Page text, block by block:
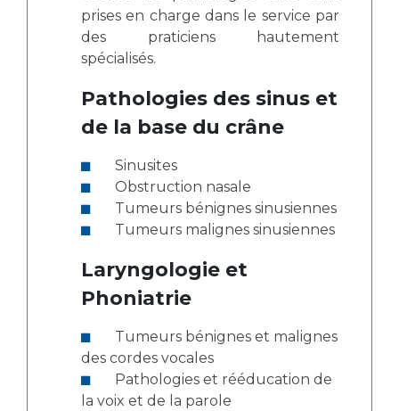
prises en charge dans le service par
des praticiens hautement
spécialisés.
Pathologies des sinus et
de la base du crâne
Sinusites
Obstruction nasale
Tumeurs bénignes sinusiennes
Tumeurs malignes sinusiennes
Laryngologie et
Phoniatrie
des cordes vocales
la voix et de la parole